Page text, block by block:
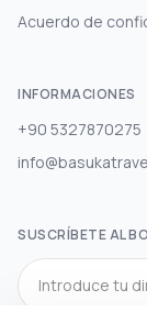
Acuerdo de
INFORMACIONES
+90 5327870275
SUSCRÍBETE AL